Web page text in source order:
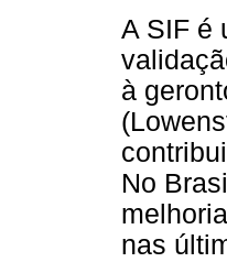
A SIF é
à
No
nas